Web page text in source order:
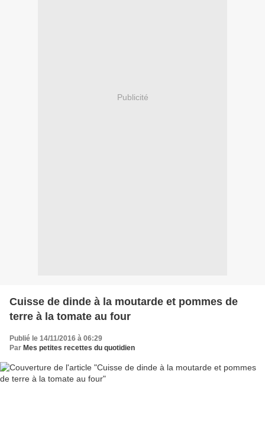
Publicité
Cuisse de dinde à la moutarde et pommes de
terre à la tomate au four
Publié le 14/11/2016 à 06:29
Par Mes petites recettes du quotidien